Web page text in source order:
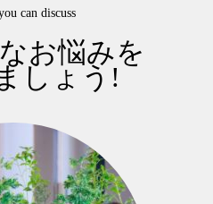
can discuss
お悩みを
しょう!